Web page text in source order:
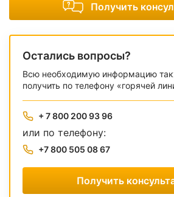
Получить
Остались вопросы?
Всю необходимую информацию
получить по телефону «горячей
+ 7 800 200 93 96
или по телефону:
+7 800 505 08 67
Получить